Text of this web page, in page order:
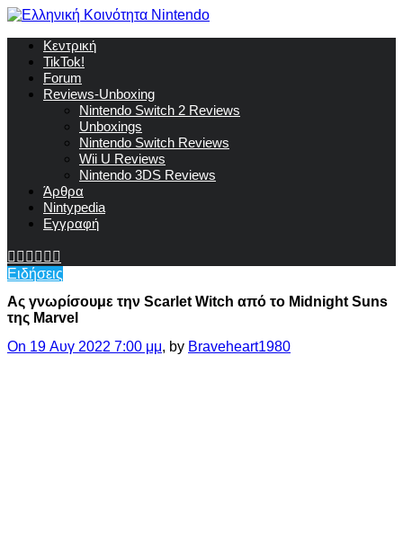
Κεντρική
TikTok!
Forum
Reviews-Unboxing
Nintendo Switch 2 Reviews
Unboxings
Nintendo Switch Reviews
Wii U Reviews
Nintendo 3DS Reviews
Άρθρα
Nintypedia
Εγγραφή
Ειδήσεις
Ας γνωρίσουμε την Scarlet Witch από το Midnight Suns
της Marvel
On 19 Αυγ 2022 7:00 μμ, by Braveheart1980